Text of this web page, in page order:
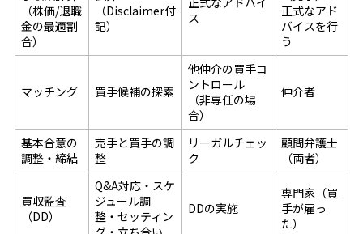
（株価/退職
金の最適割
合）
（Disclaimer付
記）
ス
正式なアド
バイスを行
う
マッチング 買手候補の探索
他仲介の買手コ
ントロール
（非専任の場
合）
仲介者
基本合意の
調整・締結
売手と買手の調
整
リーガルチェッ
ク
顧問弁護士
（両者）
買収監査
（DD）
Q&A対応・スケ
ジュール調
整・セッティン
DDの実施
専門家（買
手が雇っ
た）